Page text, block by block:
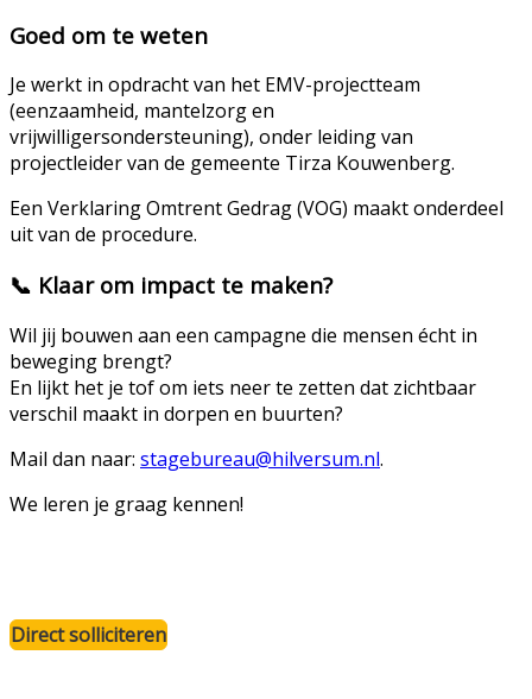
Goed om te weten
Je werkt in opdracht van het EMV-projectteam
(eenzaamheid, mantelzorg en
vrijwilligersondersteuning), onder leiding van
projectleider van de gemeente Tirza Kouwenberg.
Een Verklaring Omtrent Gedrag (VOG) maakt onderdeel
uit van de procedure.
📞 Klaar om impact te maken?
Wil jij bouwen aan een campagne die mensen écht in
beweging brengt?
En lijkt het je tof om iets neer te zetten dat zichtbaar
verschil maakt in dorpen en buurten?
Mail dan naar: stagebureau@hilversum.nl.
We leren je graag kennen!
Direct solliciteren